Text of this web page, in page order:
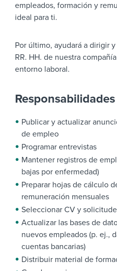
empleados, formación y
ideal para ti.
Por último, ayudará a dirigir
RR. HH. de nuestra
entorno laboral.
Responsabilidades
Publicar y actualizar
de empleo
Programar entrevistas
Mantener registros de
bajas por enfermedad)
Preparar hojas de cálculo
remuneración mensuales
Seleccionar CV y
Actualizar las bases de
nuevos empleados (p. ej.,
cuentas bancarias)
Distribuir material de